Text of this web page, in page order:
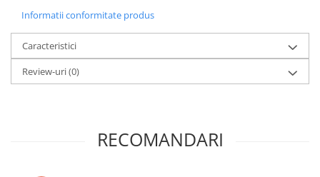
Informatii conformitate produs
Caracteristici
Review-uri(0)
RECOMANDARI